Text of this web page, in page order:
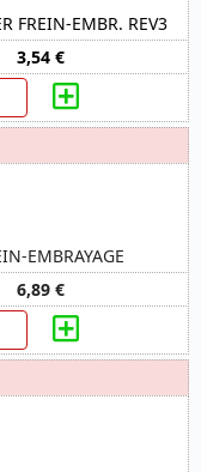
FREIN-EMBR. REV3
3,54 €
EMBRAYAGE
6,89 €